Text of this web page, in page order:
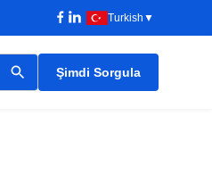
Turkish ▼
Şimdi Sorgula